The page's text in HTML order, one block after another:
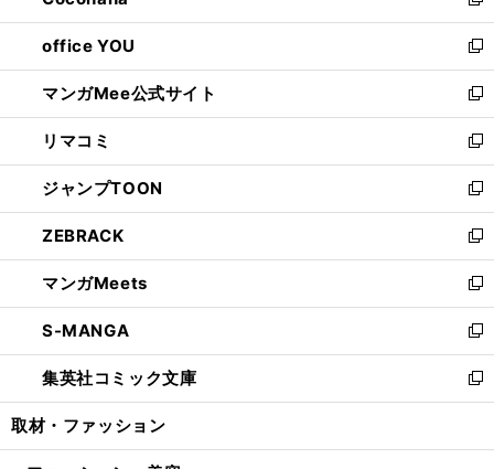
開
く
ウ
で
開
く
ウ
ィ
ン
ド
ウ
で
開
く
し
い
ウ
ィ
ン
ド
ウ
で
開
く
office YOU
新
し
い
ウ
ィ
ン
ド
ウ
で
開
く
マンガMee公式サイト
新
し
い
ウ
ィ
ン
ド
ウ
で
開
く
リマコミ
新
し
い
ウ
ィ
ン
ド
ウ
で
開
く
ジャンプTOON
新
し
い
ウ
ィ
ン
ド
ウ
で
開
ZEBRACK
新
し
い
ウ
ィ
ン
ド
ウ
開
マンガMeets
新
し
い
ウ
ィ
ン
ウ
S-MANGA
新
し
い
ウ
ン
集英社コミック文庫
新
し
ウ
取材・ファッション